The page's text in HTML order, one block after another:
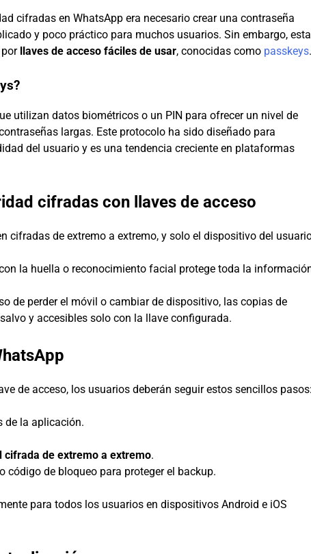
cifradas en WhatsApp era necesario crear una contraseña
y poco práctico para muchos usuarios. Sin embargo, esta
llaves de acceso fáciles de usar, conocidas como passkeys.
utilizan datos biométricos o un PIN para ofrecer un nivel de
largas. Este protocolo ha sido diseñado para
del usuario y es una tendencia creciente en plataformas
cifradas con llaves de acceso
cifradas de extremo a extremo, y solo el dispositivo del
la huella o reconocimiento facial protege toda la
de perder el móvil o cambiar de dispositivo, las copias de
y accesibles solo con la llave configurada.
de acceso, los usuarios deberán seguir estos sencillos pasos:
de la aplicación.
cifrada de extremo a extremo.
código de bloqueo para proteger el backup.
para todos los usuarios en dispositivos Android e iOS